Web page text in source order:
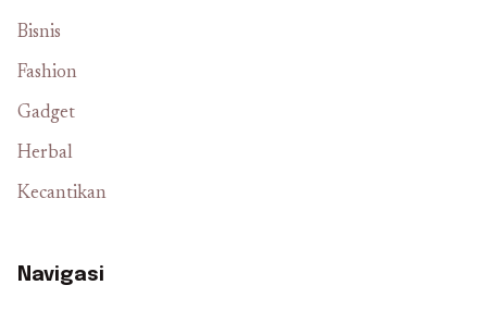
Bisnis
Fashion
Gadget
Herbal
Kecantikan
Navigasi